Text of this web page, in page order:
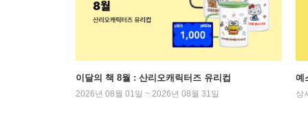
이달의 책 8월 : 산리오캐릭터즈 유리컵
2026년 08월 01일 ~ 2026년 08월 31일
예
상